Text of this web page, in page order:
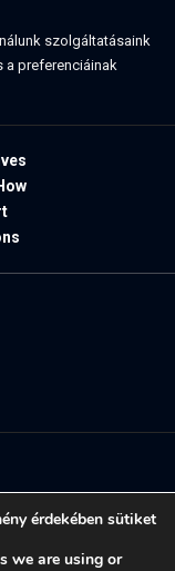
szolgáltatásaink
a preferenciáinak
érdekében sütiket
we are using or